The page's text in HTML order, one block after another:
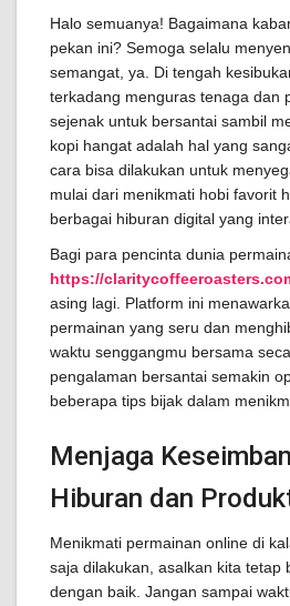
Halo semuanya! Bagaimana
pekan ini? Semoga selalu
semangat, ya. Di tengah
terkadang menguras tenaga dan
sejenak untuk bersantai sambil
kopi hangat adalah hal yang
cara bisa dilakukan untuk
mulai dari menikmati hobi favorit
berbagai hiburan digital yang
Bagi para pencinta dunia
https://
asing lagi. Platform ini
permainan yang seru dan
waktu senggangmu bersama
pengalaman bersantai semakin
beberapa tips bijak dalam
Menjaga
Hiburan dan
Menikmati permainan online di
saja dilakukan, asalkan kita tetap
dengan baik. Jangan sampai